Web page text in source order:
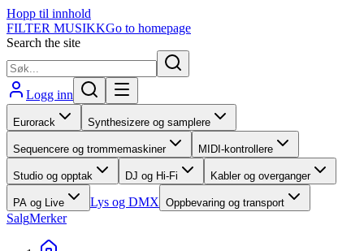
Hopp til innhold
FILTER MUSIKKGo to homepage
Search the site
Logg inn
Eurorack Synthesizere og samplere
Sequencere og trommemaskiner MIDI-kontrollere
Studio og opptak DJ og Hi-Fi Kabler og overganger
PA og Live Lys og DMX Oppbevaring og transport
SalgMerker